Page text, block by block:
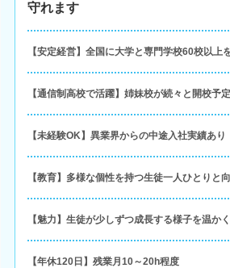
守れます
【安定経営】全国に大学と専門学校60校以上
【通信制高校で活躍】姉妹校が続々と開校予定
【未経験OK】異業界からの中途入社実績あり
【教育】多様な個性を持つ生徒一人ひとりと
【魅力】生徒が少しずつ成長する様子を温か
【年休120日】残業月10～20h程度